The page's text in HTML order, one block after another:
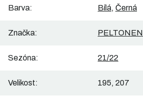
Barva: Bílá, Černá
Značka: PELTONEN
Sezóna: 21/22
Velikost: 195, 207